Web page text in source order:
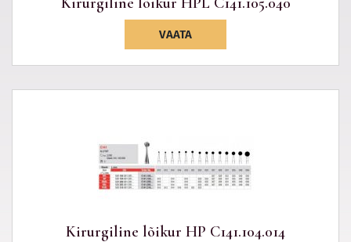
VAATA
Kirurgiline lõikur HP C141.104.014